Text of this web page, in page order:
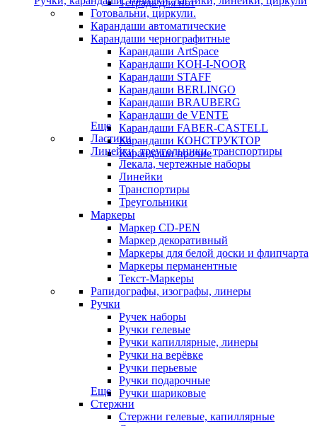
Тетрадь для нот
Готовальни, циркули.
Карандаши автоматические
Карандаши чернографитные
Карандаши ArtSpace
Карандаши KOH-I-NOOR
Карандаши STAFF
Карандаши BERLINGO
Карандаши BRAUBERG
Карандаши de VENTE
Карандаши FABER-CASTELL
Карандаши КОНСТРУКТОР
Карандаши прочие
Еще
Ластики
Линейки, треугольники, транспортиры
Лекала, чертежные наборы
Линейки
Транспортиры
Треугольники
Маркеры
Маркер CD-PEN
Маркер декоративный
Маркеры для белой доски и флипчарта
Маркеры перманентные
Текст-Маркеры
Рапидографы, изографы, линеры
Ручки
Ручек наборы
Ручки гелевые
Ручки капиллярные, линеры
Ручки на верёвке
Ручки перьевые
Ручки подарочные
Ручки шариковые
Еще
Стержни
Стержни гелевые, капиллярные